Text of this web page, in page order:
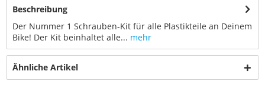
Beschreibung
Der Nummer 1 Schrauben-Kit für alle Plastikteile an Deinem
Bike! Der Kit beinhaltet alle... mehr
Ähnliche Artikel